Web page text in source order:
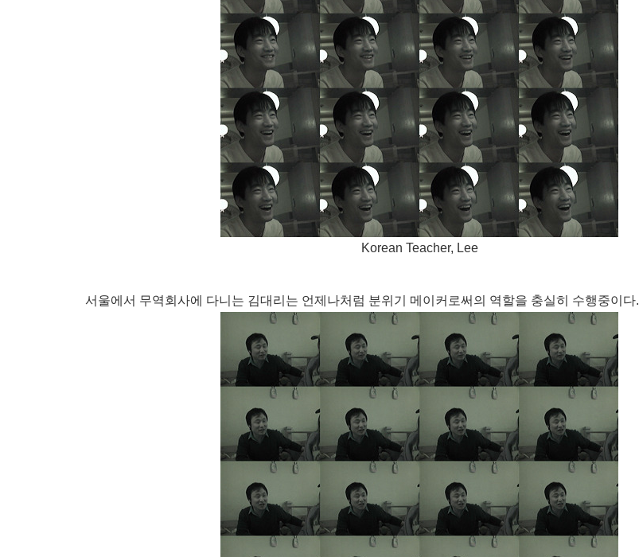
Korean Teacher, Lee
서울에서 무역회사에 다니는 김대리는 언제나처럼 분위기 메이커로써의 역할을 충실히 수행중이다.